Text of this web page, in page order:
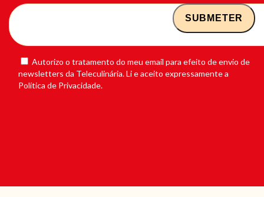
Autorizo o tratamento do meu email para efeito de envio de
newsletters da Teleculinária. Li e aceito expressamente a
Política de Privacidade.